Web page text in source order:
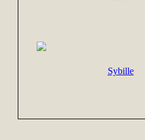
Sybille